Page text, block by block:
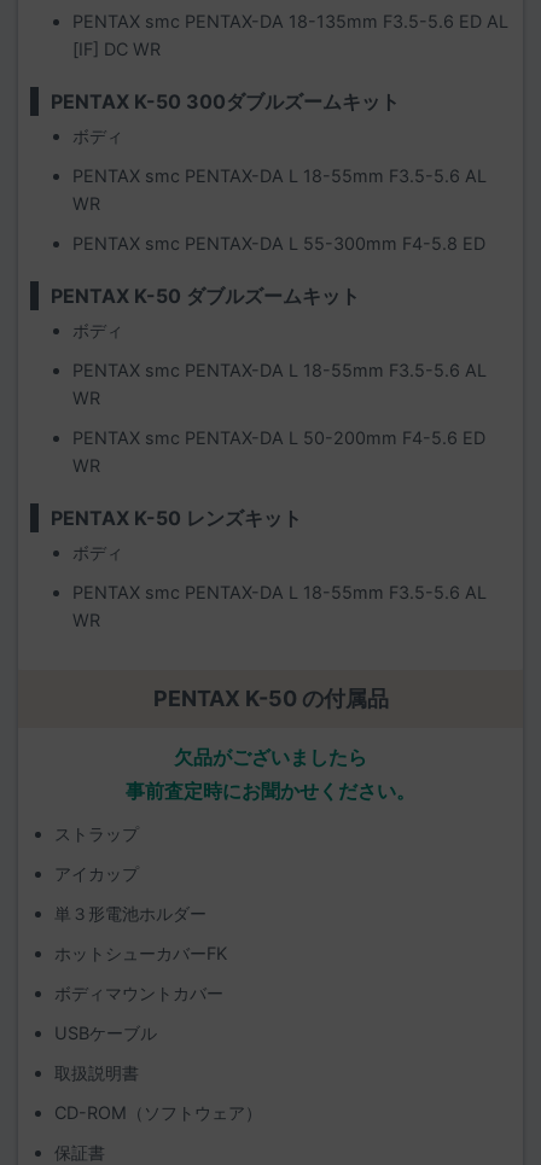
PENTAX smc PENTAX-DA 18-135mm F3.5-5.6 ED AL
[IF] DC WR
PENTAX K-50 300ダブルズームキット
ボディ
PENTAX smc PENTAX-DA L 18-55mm F3.5-5.6 AL
WR
PENTAX smc PENTAX-DA L 55-300mm F4-5.8 ED
PENTAX K-50 ダブルズームキット
ボディ
PENTAX smc PENTAX-DA L 18-55mm F3.5-5.6 AL
WR
PENTAX smc PENTAX-DA L 50-200mm F4-5.6 ED
WR
PENTAX K-50 レンズキット
ボディ
PENTAX smc PENTAX-DA L 18-55mm F3.5-5.6 AL
WR
PENTAX K-50 の付属品
欠品がございましたら
事前査定時にお聞かせください。
ストラップ
アイカップ
単３形電池ホルダー
ホットシューカバーFK
ボディマウントカバー
USBケーブル
取扱説明書
CD-ROM（ソフトウェア）
保証書